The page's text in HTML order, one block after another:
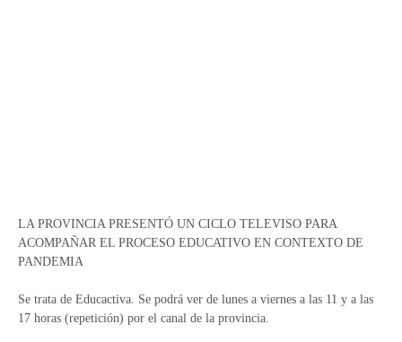
LA PROVINCIA PRESENTÓ UN CICLO TELEVISO PARA
ACOMPAÑAR EL PROCESO EDUCATIVO EN CONTEXTO DE
PANDEMIA
Se trata de Educactiva. Se podrá ver de lunes a viernes a las 11 y a las
17 horas (repetición) por el canal de la provincia.